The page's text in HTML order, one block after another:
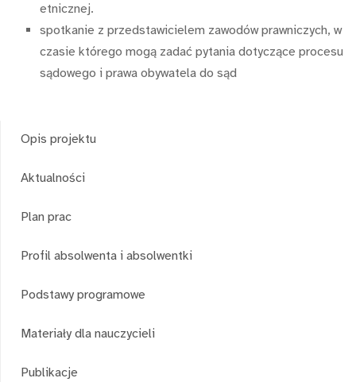
etnicznej.
spotkanie z przedstawicielem zawodów prawniczych, w
czasie którego mogą zadać pytania dotyczące procesu
sądowego i prawa obywatela do sąd
Opis projektu
Aktualności
Plan prac
Profil absolwenta i absolwentki
Podstawy programowe
Materiały dla nauczycieli
Publikacje